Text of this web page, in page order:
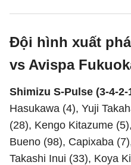
Đội hình xuất
vs Avispa
Shimizu S-Pulse (3-4-2-
Hasukawa (4), Yuji
(28), Kengo Kitazume
Bueno (98), Capixaba
Takashi Inui (33), Koya